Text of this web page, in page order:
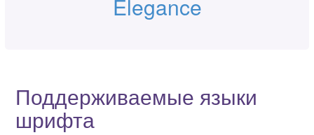
Elegance
Поддерживаемые языки
шрифта